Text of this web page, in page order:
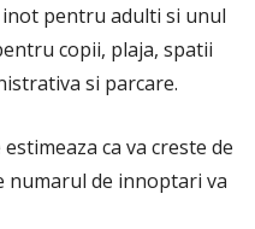
pentru adulti si unul
copii, plaja, spatii
si parcare.
ca va creste de
numarul de innoptari va